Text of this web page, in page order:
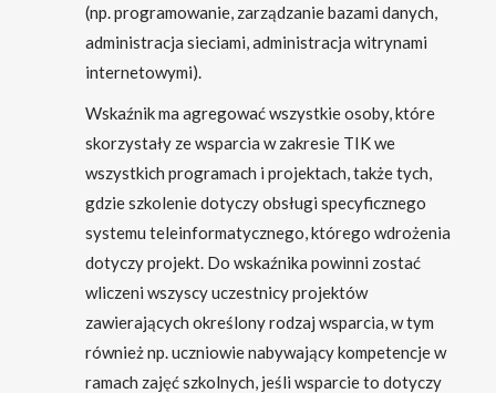
(np. programowanie, zarządzanie bazami danych,
administracja sieciami, administracja witrynami
internetowymi).
Wskaźnik ma agregować wszystkie osoby, które
skorzystały ze wsparcia w zakresie TIK we
wszystkich programach i projektach, także tych,
gdzie szkolenie dotyczy obsługi specyficznego
systemu teleinformatycznego, którego wdrożenia
dotyczy projekt. Do wskaźnika powinni zostać
wliczeni wszyscy uczestnicy projektów
zawierających określony rodzaj wsparcia, w tym
również np. uczniowie nabywający kompetencje w
ramach zajęć szkolnych, jeśli wsparcie to dotyczy